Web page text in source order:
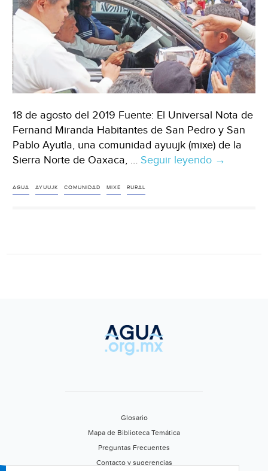
sin
agua
(El
Universal
Oaxaca)
18 de agosto del 2019 Fuente: El Universal Nota de
Fernand Miranda Habitantes de San Pedro y San
Pablo Ayutla, una comunidad ayuujk (mixe) de la
Sierra Norte de Oaxaca, … Seguir leyendo Oaxaca:
→
AGUA AYUUJK COMUNIDAD MIXE RURAL
Glosario
Mapa de Biblioteca Temática
Preguntas Frecuentes
Contacto y sugerencias